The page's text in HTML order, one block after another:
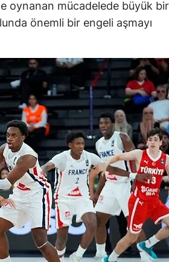
oynanan mücadelede büyük bir
önemli bir engeli aşmayı